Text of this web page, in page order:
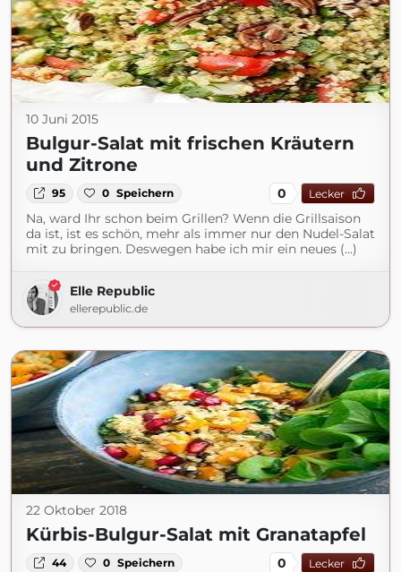
10 Juni 2015
Bulgur-Salat mit frischen Kräutern
und Zitrone
95 0 Speichern 0 Lecker
Na, ward Ihr schon beim Grillen? Wenn die Grillsaison
da ist, ist es schön, mehr als immer nur den Nudel-Salat
mit zu bringen. Deswegen habe ich mir ein neues (...)
Elle Republic
ellerepublic.de
22 Oktober 2018
Kürbis-Bulgur-Salat mit Granatapfel
44 0 Speichern 0 Lecker